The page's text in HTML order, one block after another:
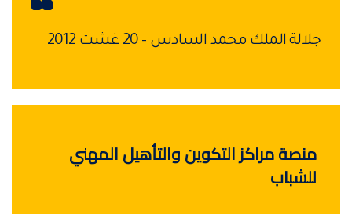
جلالة الملك محمد السادس – 20 غشت 2012
منصة مراكز التكوين والتأهيل المهني
للشباب